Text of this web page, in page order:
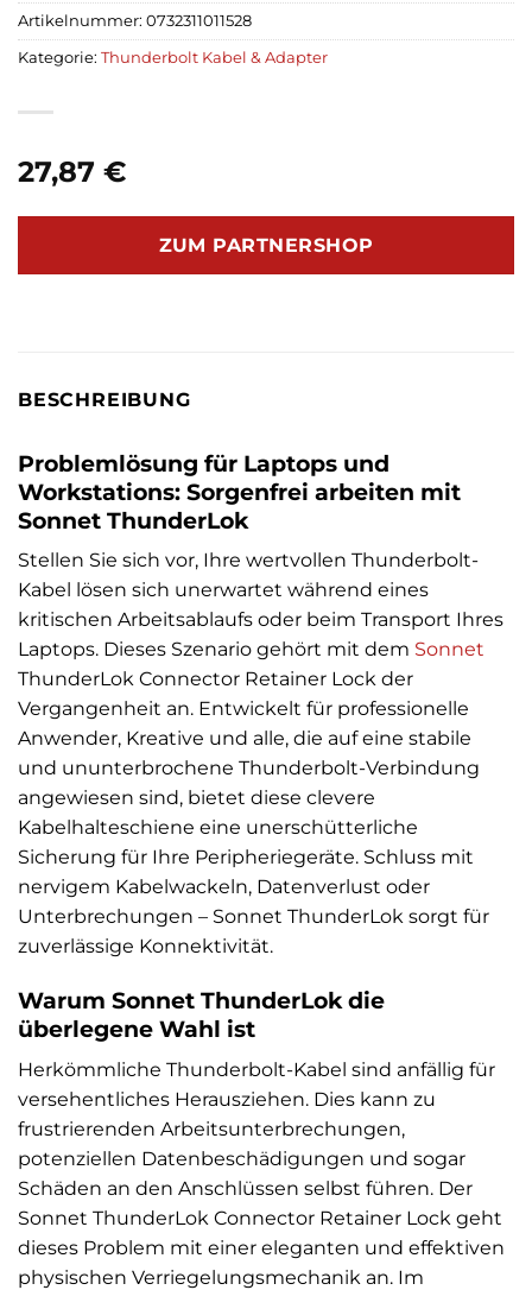
27,87 €
ZUM PARTNERSHOP
Artikelnummer: 0732311011528
Kategorie: Thunderbolt Kabel & Adapter
BESCHREIBUNG
Problemlösung für Laptops und
Workstations: Sorgenfrei arbeiten mit
Sonnet ThunderLok
Stellen Sie sich vor, Ihre wertvollen Thunderbolt-
Kabel lösen sich unerwartet während eines
kritischen Arbeitsablaufs oder beim Transport Ihres
Laptops. Dieses Szenario gehört mit dem Sonnet
ThunderLok Connector Retainer Lock der
Vergangenheit an. Entwickelt für professionelle
Anwender, Kreative und alle, die auf eine stabile
und ununterbrochene Thunderbolt-Verbindung
angewiesen sind, bietet diese clevere
Kabelhalteschiene eine unerschütterliche
Sicherung für Ihre Peripheriegeräte. Schluss mit
nervigem Kabelwackeln, Datenverlust oder
Unterbrechungen – Sonnet ThunderLok sorgt für
zuverlässige Konnektivität.
Warum Sonnet ThunderLok die
überlegene Wahl ist
Herkömmliche Thunderbolt-Kabel sind anfällig für
versehentliches Herausziehen. Dies kann zu
frustrierenden Arbeitsunterbrechungen,
potenziellen Datenbeschädigungen und sogar
Schäden an den Anschlüssen selbst führen. Der
Sonnet ThunderLok Connector Retainer Lock geht
dieses Problem mit einer eleganten und effektiven
physischen Verriegelungsmechanik an. Im